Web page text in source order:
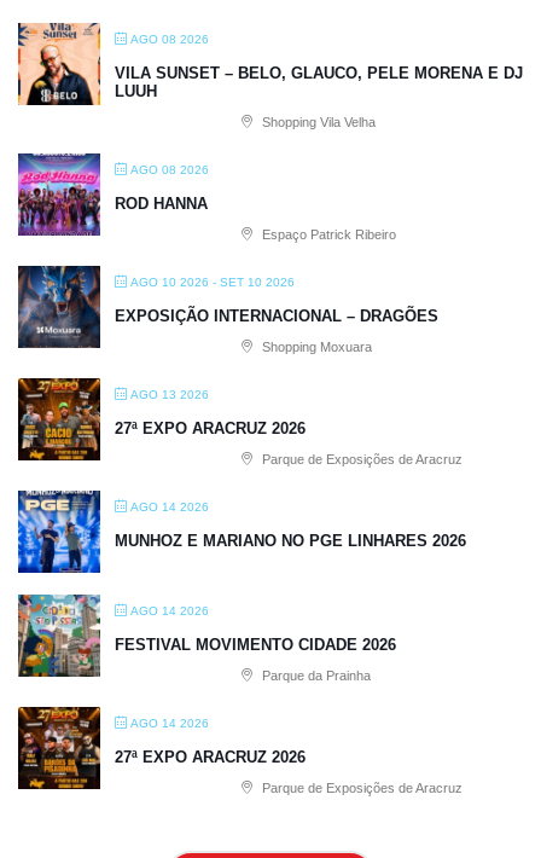
AGO 08 2026
VILA SUNSET – BELO, GLAUCO, PELE MORENA E DJ
LUUH
Shopping Vila Velha
AGO 08 2026
ROD HANNA
Espaço Patrick Ribeiro
AGO 10 2026 - SET 10 2026
EXPOSIÇÃO INTERNACIONAL – DRAGÕES
Shopping Moxuara
AGO 13 2026
27ª EXPO ARACRUZ 2026
Parque de Exposições de Aracruz
AGO 14 2026
MUNHOZ E MARIANO NO PGE LINHARES 2026
AGO 14 2026
FESTIVAL MOVIMENTO CIDADE 2026
Parque da Prainha
AGO 14 2026
27ª EXPO ARACRUZ 2026
Parque de Exposições de Aracruz